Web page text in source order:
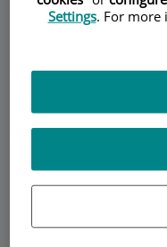
Make
Settings. For more